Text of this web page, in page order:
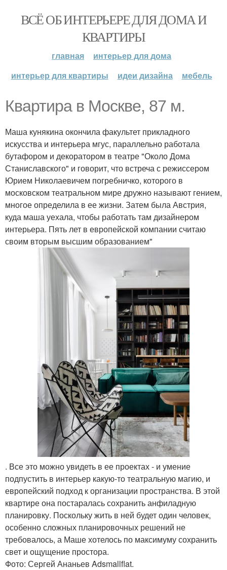
ВСЁ ОБ ИНТЕРЬЕРЕ ДЛЯ ДОМА И
КВАРТИРЫ
главная
интерьер для дома
интерьер для квартиры
идеи дизайна мебель
Квартира в Москве, 87 м.
Маша кунякина окончила факультет прикладного
искусства и интерьера мгус, параллельно работала
бутафором и декоратором в театре "Около Дома
Станиславского" и говорит, что встреча с режиссером
Юрием Николаевичем погребничко, которого в
московском театральном мире дружно называют гением,
многое определила в ее жизни. Затем была Австрия,
куда маша уехала, чтобы работать там дизайнером
интерьера. Пять лет в европейской компании считаю
своим вторым высшим образованием"
. Все это можно увидеть в ее проектах - и умение
подпустить в интерьер какую-то театральную магию, и
европейский подход к организации пространства. В этой
квартире она постаралась сохранить анфиладную
планировку. Поскольку жить в ней будет один человек,
особенно сложных планировочных решений не
требовалось, а Маше хотелось по максимуму сохранить
свет и ощущение простора.
Фото: Сергей Ананьев Adsmallflat.